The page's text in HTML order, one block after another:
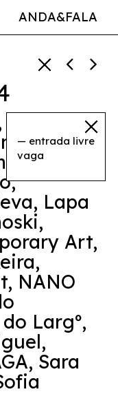
ANDA&FALA
,Gal·la
,
, Lapa
,
Art,
,
, NANO
Largº,
,
, Sara
— entrada livre
vaga